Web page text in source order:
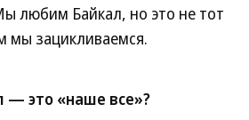
любим Байкал, но это не тот
мы зацикливаемся.
это «наше все»?